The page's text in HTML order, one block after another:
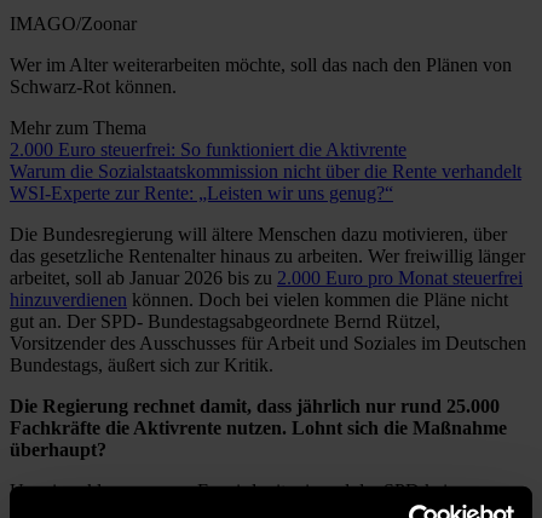
IMAGO/Zoonar
Wer im Alter weiterarbeiten möchte, soll das nach den Plänen von
Schwarz-Rot können.
Mehr zum Thema
2.000 Euro steuerfrei: So funktioniert die Aktivrente
Warum die Sozialstaatskommission nicht über die Rente verhandelt
WSI-Experte zur Rente: „Leisten wir uns genug?“
Die Bundesregierung will ältere Menschen dazu motivieren, über
das gesetzliche Rentenalter hinaus zu arbeiten. Wer freiwillig länger
arbeitet, soll ab Januar 2026 bis zu 2.000 Euro pro Monat steuerfrei
hinzuverdienen können. Doch bei vielen kommen die Pläne nicht
gut an. Der SPD- Bundestagsabgeordnete Bernd Rützel,
Vorsitzender des Ausschusses für Arbeit und Soziales im Deutschen
Bundestags, äußert sich zur Kritik.
Die Regierung rechnet damit, dass jährlich nur rund 25.000
Fachkräfte die Aktivrente nutzen. Lohnt sich die Maßnahme
überhaupt?
Um eines klar zu sagen: Es wird mit mir und der SPD keine
Verlängerung der Regelaltersgrenze geben. Wer aber freiwillig